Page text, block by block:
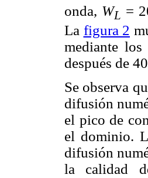
onda, WL =
La figura 2
mediante los
después de
Se observa
difusión
el pico de
el dominio.
difusión
la calidad